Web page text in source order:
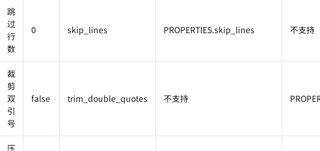
跳
过
行
数
0 skip_lines PROPERTIES.skip_lines 不支持
裁
剪
双
引
号
false trim_double_quotes 不支持
压